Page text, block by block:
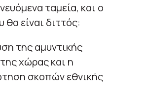
ταμεία, και ο
είναι διττός:
της αμυντικής
χώρας και η
σκοπών εθνικής